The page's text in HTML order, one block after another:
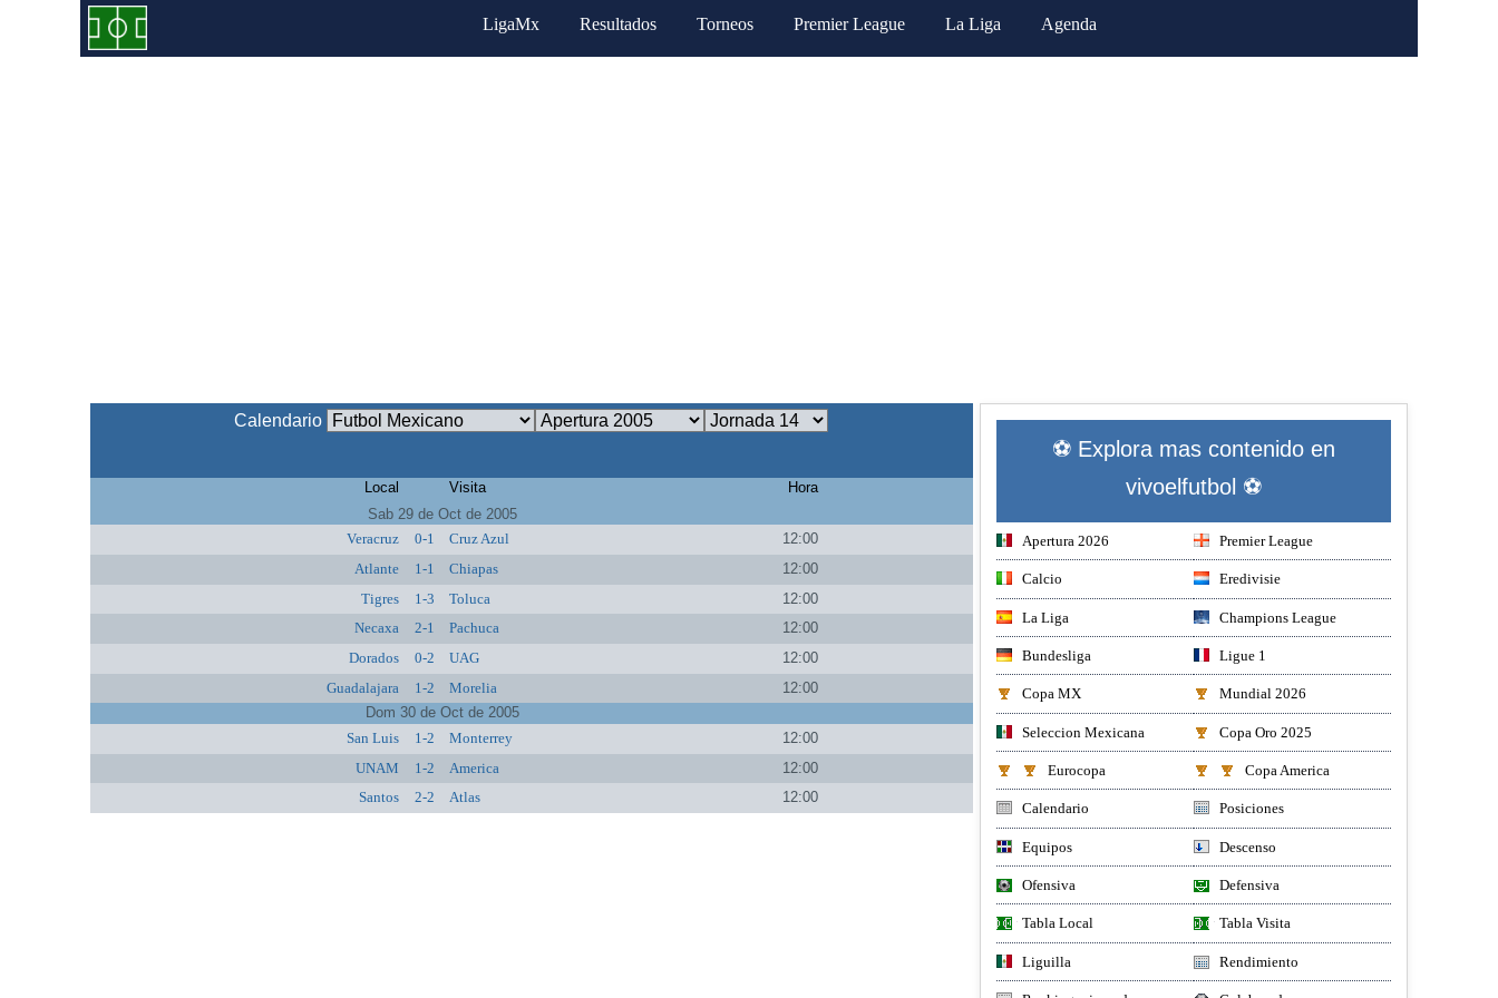
LigaMx Resultados Torneos Premier League La Liga Agenda
Calendario
Local Visita
Hora
Sab 29 de Oct de 2005
Veracruz
0-1 Cruz Azul
12:00
Atlante
1-1 Chiapas
12:00
Tigres
1-3 Toluca
12:00
Necaxa
2-1 Pachuca
12:00
Dorados
0-2 UAG
12:00
Guadalajara
1-2 Morelia
12:00
Dom 30 de Oct de 2005
San Luis
1-2 Monterrey
12:00
UNAM
1-2 America
12:00
Santos
2-2 Atlas 12:00
⚽ Explora mas contenido en
vivoelfutbol ⚽
Apertura 2026 Premier League
Calcio Eredivisie
La Liga Champions League
Bundesliga Ligue 1
Copa MX Mundial 2026
Seleccion Mexicana Copa Oro 2025
Eurocopa Copa America
Calendario Posiciones
Equipos Descenso
Ofensiva Defensiva
Tabla Local Tabla Visita
Liguilla Rendimiento